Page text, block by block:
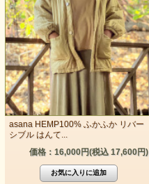
asana HEMP100% ふかふか リバー
シブル はんて...
価格：16,000円(税込 17,600円)